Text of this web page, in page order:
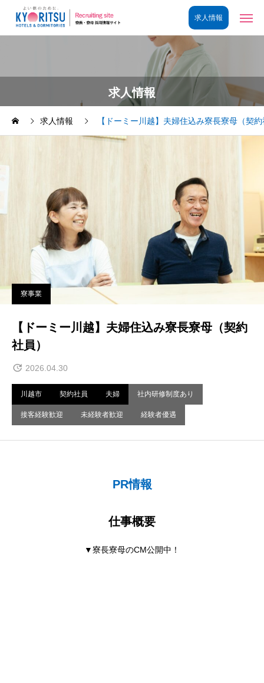
求人情報
求人情報 【ドーミー川越】夫婦住込み寮長寮母（契
寮事業
【ドーミー川越】夫婦住込み寮長寮母（契約
社員）
2026.04.30
川越市 契約社員 夫婦 社内研修制度あり
接客経験歓迎 未経験者歓迎 経験者優遇
PR情報
仕事概要
▼寮長寮母のCM公開中！